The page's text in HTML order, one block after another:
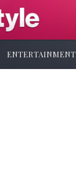
ENTERTAINMENT